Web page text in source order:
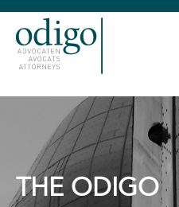
THE ODIGO